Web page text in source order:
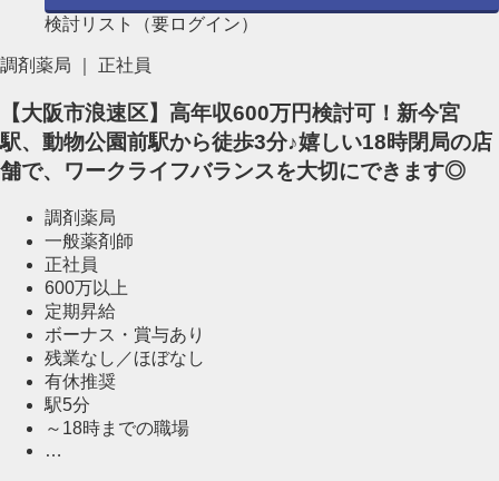
検討リスト（要ログイン）
調剤薬局 ｜ 正社員
【大阪市浪速区】高年収600万円検討可！新今宮
駅、動物公園前駅から徒歩3分♪嬉しい18時閉局の店
舗で、ワークライフバランスを大切にできます◎
調剤薬局
一般薬剤師
正社員
600万以上
定期昇給
ボーナス・賞与あり
残業なし／ほぼなし
有休推奨
駅5分
～18時までの職場
…